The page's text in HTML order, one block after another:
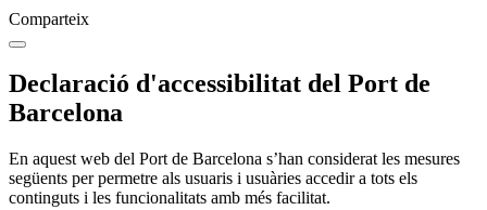
Comparteix
Declaració d'accessibilitat del Port de
Barcelona
En aquest web del Port de Barcelona s’han considerat les mesures
següents per permetre als usuaris i usuàries accedir a tots els
continguts i les funcionalitats amb més facilitat.